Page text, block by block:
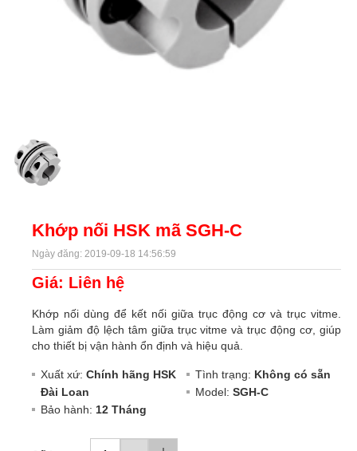
Khớp nối HSK mã SGH-C
Ngày đăng: 2019-09-18 14:56:59
Giá: Liên hệ
Khớp nối dùng để kết nối giữa trục động cơ và trục vitme.
Làm giảm độ lệch tâm giữa trục vitme và trục động cơ, giúp
cho thiết bị vận hành ổn định và hiệu quả.
Xuất xứ: Chính hãng HSK
Đài Loan
Tình trạng: Không có sẵn
Model: SGH-C
Bảo hành: 12 Tháng